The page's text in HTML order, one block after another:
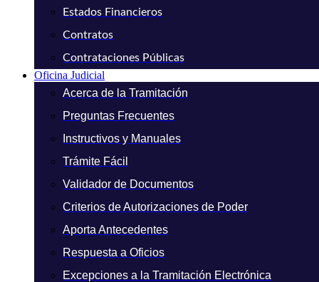
Estados Financieros
Contratos
Contrataciones Públicas
Oficina Judicial
Acerca de la Tramitación
Preguntas Frecuentes
Instructivos y Manuales
Trámite Fácil
Validador de Documentos
Criterios de Autorizaciones de Poder
Aporta Antecedentes
Respuesta a Oficios
Excepciones a la Tramitación Electrónica